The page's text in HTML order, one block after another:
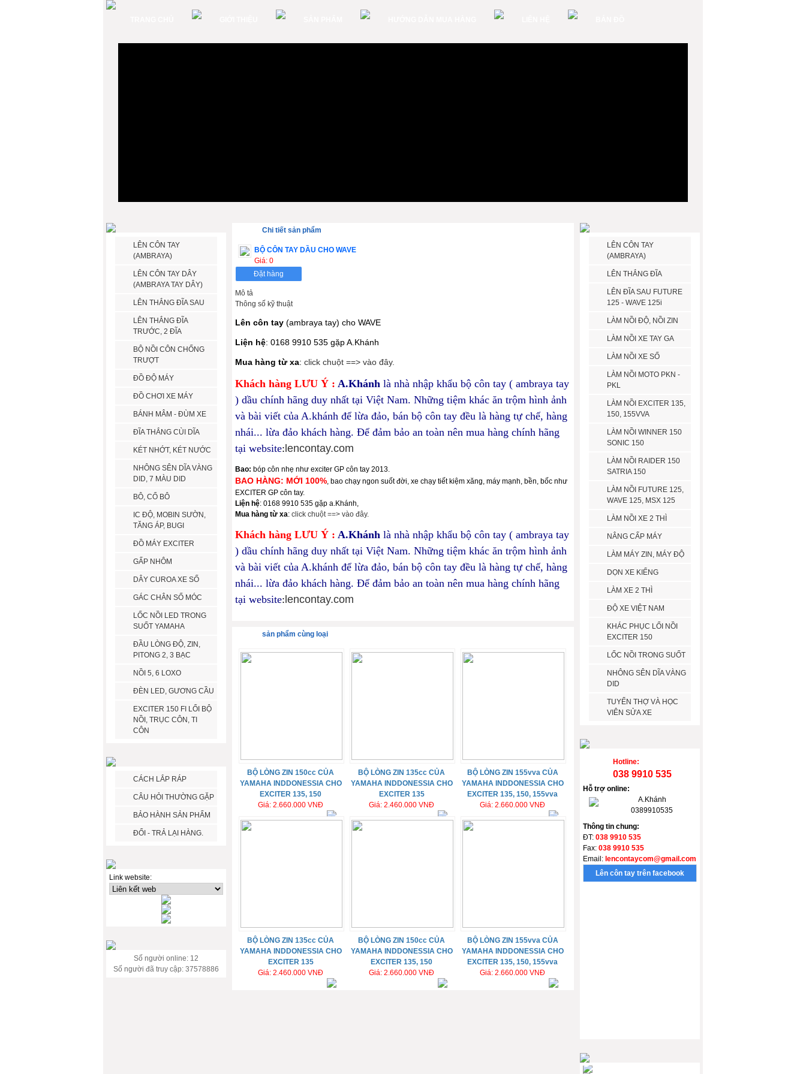
LÊN CÔN TAY
(AMBRAYA)
LÊN CÔN TAY DÂY
(AMBRAYA TAY DÂY)
LÊN THẮNG ĐĨA SAU
LÊN THẮNG ĐĨA
TRƯỚC, 2 ĐĨA
BỘ NỒI CÔN CHỐNG
TRƯỢT
ĐỒ ĐỘ MÁY
ĐỒ CHƠI XE MÁY
BÁNH MÂM - ĐÙM XE
ĐĨA THẮNG CÙI DĨA
KÉT NHỚT, KÉT NƯỚC
NHÔNG SÊN DĨA VÀNG
DID, 7 MÀU DID
BÔ, CỔ BÔ
IC ĐỘ, MOBIN SƯỜN,
TĂNG ÁP, BUGI
ĐỒ MÁY EXCITER
GẤP NHÔM
DÂY CUROA XE SỐ
GÁC CHÂN SỐ MÓC
LỐC NỒI LED TRONG
SUỐT YAMAHA
ĐẦU LÒNG ĐỘ, ZIN,
PITONG 2, 3 BẠC
NỒI 5, 6 LOXO
ĐÈN LED, GƯƠNG CẦU
EXCITER 150 FI LỔI BỘ
NỒI, TRỤC CÔN, TI
CÔN
CÁCH LẮP RÁP
CÂU HỎI THƯỜNG GẶP
BẢO HÀNH SẢN PHẨM
ĐỔI - TRẢ LẠI HÀNG.
Link website:
Số người online: 12
Số người đã truy cập: 37578886
Chi tiết sản phẩm
BỘ CÔN TAY DẦU CHO WAVE
Giá: 0
Mô tả
Thông số kỹ thuật
Lên côn tay (ambraya tay) cho WAVE
Liện hệ: 0168 9910 535 gặp A.Khánh
Mua hàng từ xa: click chuột ==> vào đây.
Khách hàng LƯU Ý : A.Khánh là nhà nhập khẩu bộ côn tay ( ambraya tay
) dầu chính hãng duy nhất tại Việt Nam. Những tiệm khác ăn trộm hình ảnh
và bài viết của A.khánh để lừa đảo, bán bộ côn tay đều là hàng tự chế, hàng
nhái... lừa đảo khách hàng. Để đảm bảo an toàn nên mua hàng chính hãng
tại website: lencontay.com
Bao: bóp côn nhẹ như exciter GP côn tay 2013.
BAO HÀNG: MỚI 100%, bao chạy ngon suốt đời, xe chạy tiết kiệm xăng, máy mạnh, bền, bốc như
EXCITER GP côn tay.
Liện hệ: 0168 9910 535 gặp a.Khánh,
Mua hàng từ xa: click chuột ==> vào đây.
Khách hàng LƯU Ý : A.Khánh là nhà nhập khẩu bộ côn tay ( ambraya tay
) dầu chính hãng duy nhất tại Việt Nam. Những tiệm khác ăn trộm hình ảnh
và bài viết của A.khánh để lừa đảo, bán bộ côn tay đều là hàng tự chế, hàng
nhái... lừa đảo khách hàng. Để đảm bảo an toàn nên mua hàng chính hãng
tại website: lencontay.com
sản phẩm cùng loại
BỘ LÒNG ZIN 150cc CỦA
YAMAHA INDDONESSIA CHO
EXCITER 135, 150
Giá: 2.660.000 VNĐ
BỘ LÒNG ZIN 135cc CỦA
YAMAHA INDDONESSIA CHO
EXCITER 135
Giá: 2.460.000 VNĐ
BỘ LÒNG ZIN 155vva CỦA
YAMAHA INDDONESSIA CHO
EXCITER 135, 150, 155vva
Giá: 2.660.000 VNĐ
BỘ LÒNG ZIN 135cc CỦA
YAMAHA INDDONESSIA CHO
EXCITER 135
Giá: 2.460.000 VNĐ
BỘ LÒNG ZIN 150cc CỦA
YAMAHA INDDONESSIA CHO
EXCITER 135, 150
Giá: 2.660.000 VNĐ
BỘ LÒNG ZIN 155vva CỦA
YAMAHA INDDONESSIA CHO
EXCITER 135, 150, 155vva
Giá: 2.660.000 VNĐ
LÊN CÔN TAY
(AMBRAYA)
LÊN THẮNG ĐĨA
LÊN ĐĨA SAU FUTURE
125 - WAVE 125i
LÀM NỒI ĐỘ, NỒI ZIN
LÀM NỒI XE TAY GA
LÀM NỒI XE SỐ
LÀM NỒI MOTO PKN -
PKL
LÀM NỒI EXCITER 135,
150, 155VVA
LÀM NỒI WINNER 150
SONIC 150
LÀM NỒI RAIDER 150
SATRIA 150
LÀM NỒI FUTURE 125,
WAVE 125, MSX 125
LÀM NỒI XE 2 THÌ
NÂNG CẤP MÁY
LÀM MÁY ZIN, MÁY ĐỘ
DỌN XE KIỂNG
LÀM XE 2 THÌ
ĐỘ XE VIỆT NAM
KHÁC PHỤC LỔI NỒI
EXCITER 150
LỐC NỒI TRONG SUỐT
NHÔNG SÊN DĨA VÀNG
DID
TUYỂN THỢ VÀ HỌC
VIÊN SỬA XE
Hotline:
038 9910 535
Hỗ trợ online:
A.Khánh
0389910535
Thông tin chung:
ĐT: 038 9910 535
Fax: 038 9910 535
Email: lencontaycom@gmail.com
Lên côn tay trên facebook